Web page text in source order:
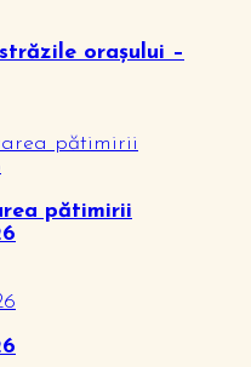
orașului –
pătimirii